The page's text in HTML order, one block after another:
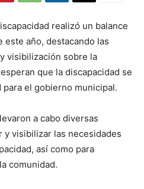
realizó un balance
este año, destacando las
visibilización sobre la
que la discapacidad se
el gobierno municipal.
a cabo diversas
y visibilizar las necesidades
así como para
comunidad.